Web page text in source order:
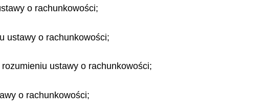
o rachunkowości;
ustawy o rachunkowości;
ustawy o rachunkowości;
o rachunkowości;